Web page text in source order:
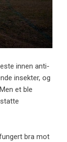
innen anti-
insekter, og
et ble
bra mot